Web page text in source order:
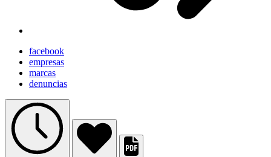
facebook
empresas
marcas
denuncias